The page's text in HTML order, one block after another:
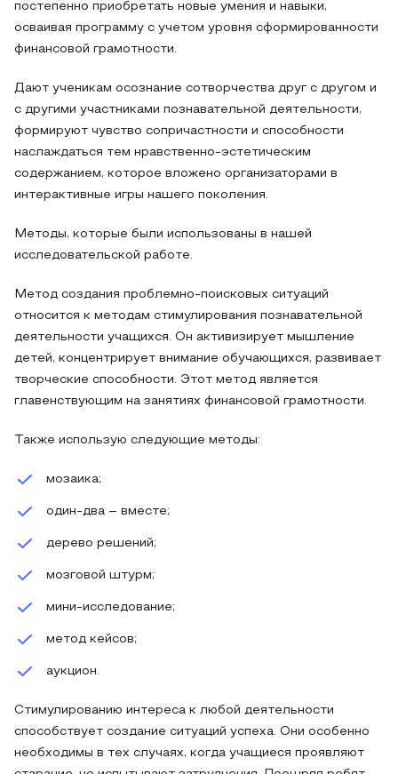
постепенно приобретать новые умения и навыки,
осваивая программу с учетом уровня сформированности
финансовой грамотности.
Дают ученикам осознание сотворчества друг с другом и
с другими участниками познавательной деятельности,
формируют чувство сопричастности и способности
наслаждаться тем нравственно-эстетическим
содержанием, которое вложено организаторами в
интерактивные игры нашего поколения.
Методы, которые были использованы в нашей
исследовательской работе.
Метод создания проблемно-поисковых ситуаций
относится к методам стимулирования познавательной
деятельности учащихся. Он активизирует мышление
детей, концентрирует внимание обучающихся, развивает
творческие способности. Этот метод является
главенствующим на занятиях финансовой грамотности.
Также использую следующие методы:
мозаика;
один-два – вместе;
дерево решений;
мозговой штурм;
мини-исследование;
метод кейсов;
аукцион.
Стимулированию интереса к любой деятельности
способствует создание ситуаций успеха. Они особенно
необходимы в тех случаях, когда учащиеся проявляют